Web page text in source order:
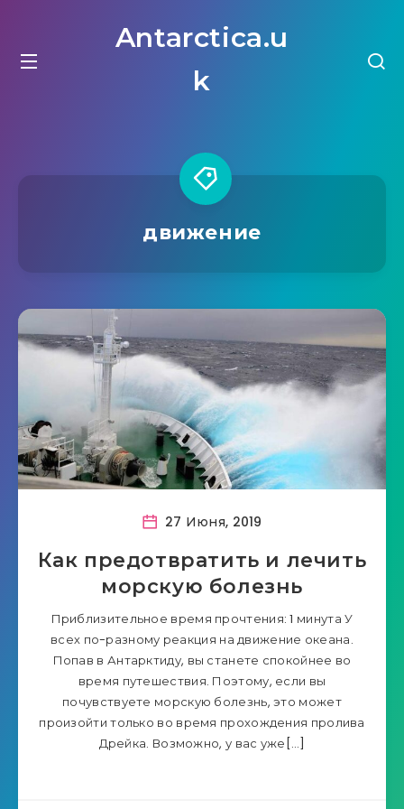
Antarctica.u
k
движение
27 Июня, 2019
Как предотвратить и лечить
морскую болезнь
Приблизительное время прочтения: 1 минута У
всех по-разному реакция на движение океана.
Попав в Антарктиду, вы станете спокойнее во
время путешествия. Поэтому, если вы
почувствуете морскую болезнь, это может
произойти только во время прохождения пролива
Дрейка. Возможно, у вас уже[…]